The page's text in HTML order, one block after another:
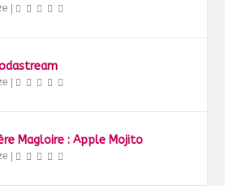
|
|
Magloire : Apple Mojito
|